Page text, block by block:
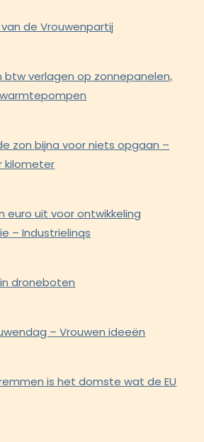
de Vrouwenpartij
btw verlagen op zonnepanelen,
zon bijna voor niets opgaan –
kilometer
euro uit voor ontwikkeling
– Industrielinqs
droneboten
– Vrouwen ideeën
is het domste wat de EU